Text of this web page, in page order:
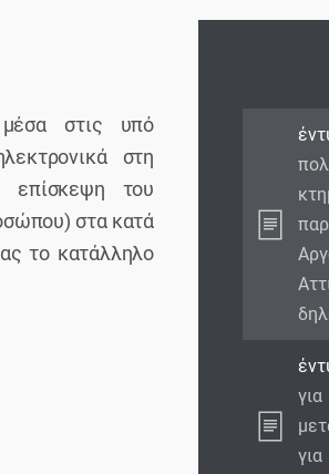
στις υπό
στη
του
στα κατά
το κατάλληλο